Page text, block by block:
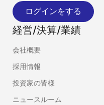
ログインをする
経営/決算/業績
会社概要
採用情報
投資家の皆様
ニュースルーム